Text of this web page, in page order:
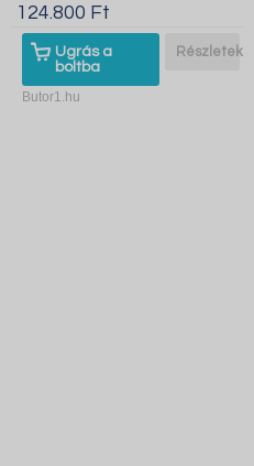
124.800 Ft
Ugrás a
boltba
Részletek
Butor1.hu